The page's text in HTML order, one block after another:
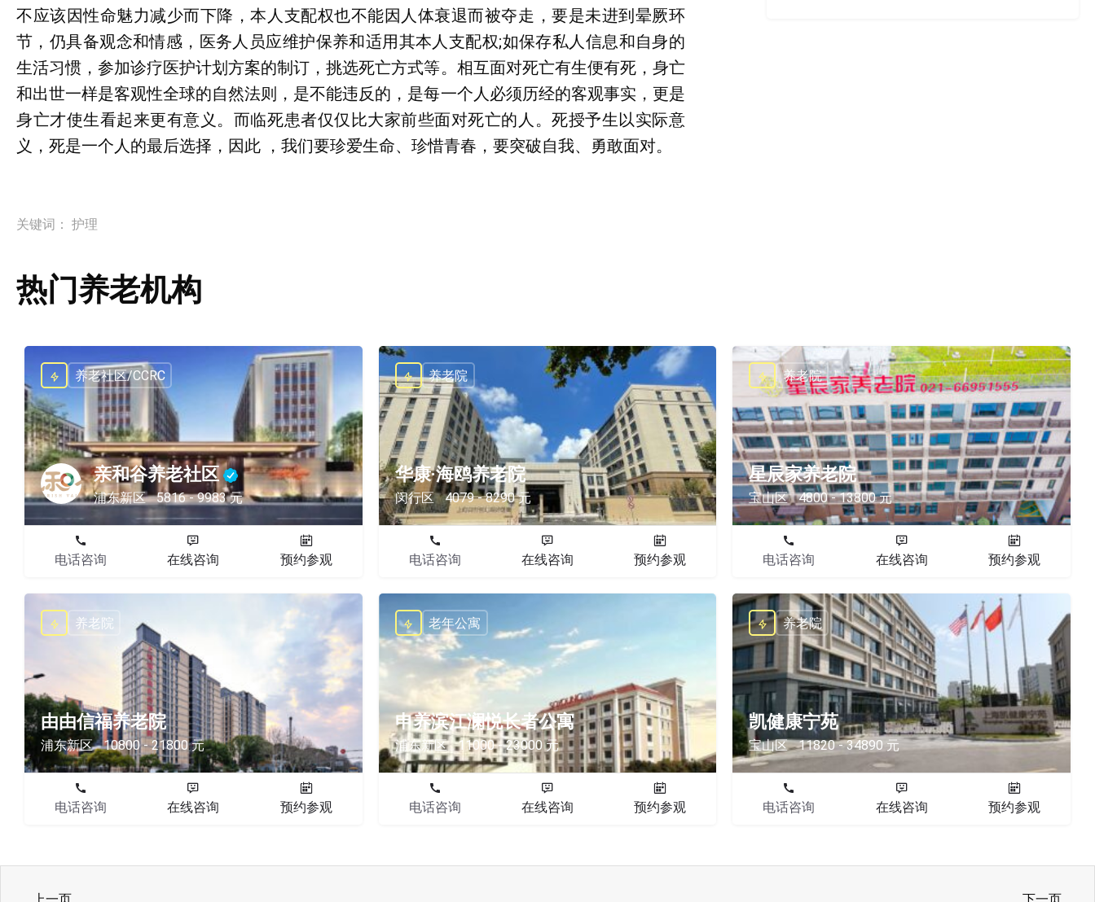
不应该因性命魅力减少而下降，本人支配权也不能因人体衰退而被夺走，要是未进到晕厥环
节，仍具备观念和情感，医务人员应维护保养和适用其本人支配权;如保存私人信息和自身的
生活习惯，参加诊疗医护计划方案的制订，挑选死亡方式等。相互面对死亡有生便有死，身亡
和出世一样是客观性全球的自然法则，是不能违反的，是每一个人必须历经的客观事实，更是
身亡才使生看起来更有意义。而临死患者仅仅比大家前些面对死亡的人。死授予生以实际意
义，死是一个人的最后选择，因此 ，我们要珍爱生命、珍惜青春，要突破自我、勇敢面对。
关键词： 护理
热门养老机构
亲和谷养老社区
浦东新区 5816 - 9983 元
养老社区/CCRC
电话咨询 在线咨询 预约参观
华康·海鸥养老院
闵行区 4079 - 8290 元
养老院
电话咨询 在线咨询 预约参观
星辰家养老院
宝山区 4800 - 13800 元
养老院
电话咨询 在线咨询 预约参观
由由信福养老院
浦东新区 10800 - 21800 元
养老院
电话咨询 在线咨询 预约参观
申养滨江澜悦长者公寓
浦东新区 11000 - 23000 元
老年公寓
电话咨询 在线咨询 预约参观
凯健康宁苑
宝山区 11820 - 34890 元
养老院
电话咨询 在线咨询 预约参观
上一页 下一页